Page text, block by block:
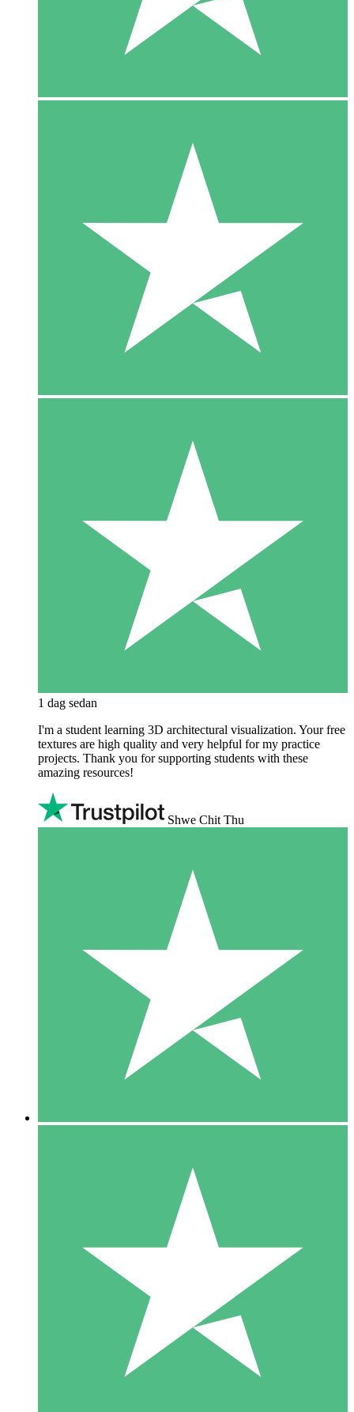
1 dag sedan
I'm a student learning 3D architectural visualization. Your free
textures are high quality and very helpful for my practice
projects. Thank you for supporting students with these
amazing resources!
Shwe Chit Thu